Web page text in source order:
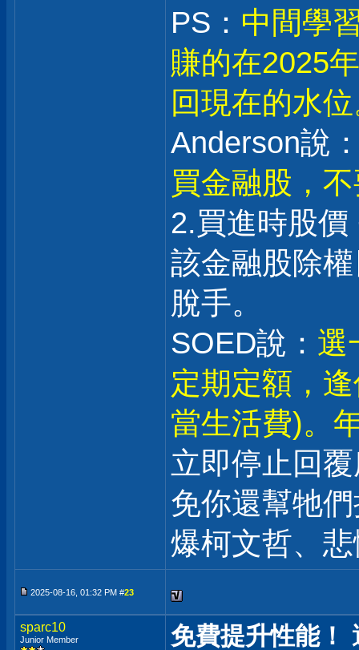
PS： 中間學
賺的在2025
回現在的水
Anderson說
買金融股，
2.買進時股
該金融股除
脫手。
SOED說： 選
定期定額，
當生活費)。
立即停止回
免你還幫牠
爆柯文哲、
2025-08-16, 01:32 PM #23
sparc10
Junior Member
免費提升性能！